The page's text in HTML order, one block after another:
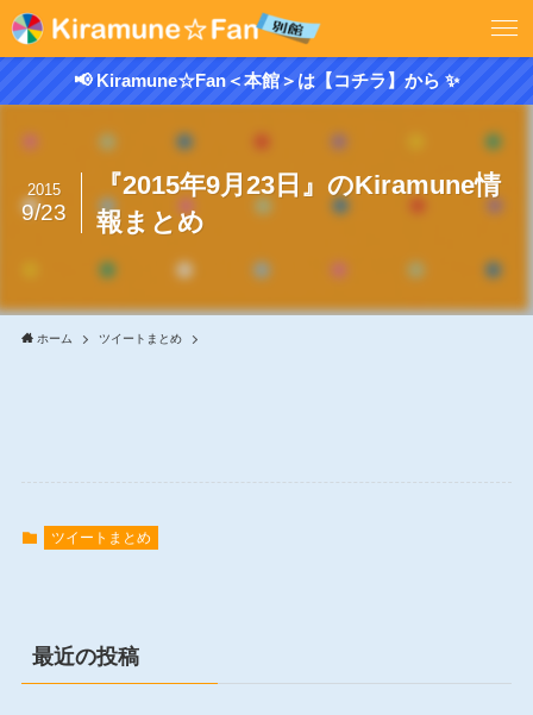
📢 Kiramune☆Fan＜本館＞は【コチラ】から ✨
『2015年9月23日』のKiramune情
報まとめ
2015
9/23
ホーム ツイートまとめ
ツイートまとめ
最近の投稿